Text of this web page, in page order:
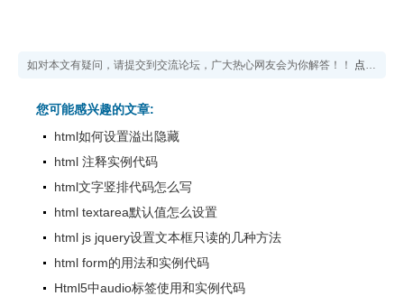
如对本文有疑问，请提交到交流论坛，广大热心网友会为你解答！！ 点击进入论坛
您可能感兴趣的文章:
html如何设置溢出隐藏
html 注释实例代码
html文字竖排代码怎么写
html textarea默认值怎么设置
html js jquery设置文本框只读的几种方法
html form的用法和实例代码
Html5中audio标签使用和实例代码